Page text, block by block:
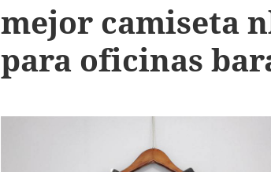
mejor camiseta
para oficinas